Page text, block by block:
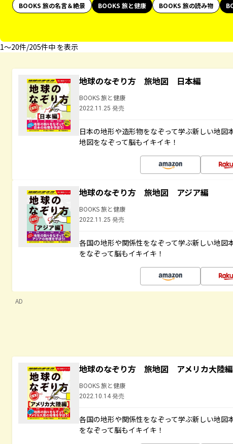
BOOKS 旅の名言＆絶景
BOOKS 旅と健康 BOOKS 旅の読み物
1〜20件/205件中 を表示
地球のなぞり方 旅地図 日本編
BOOKS 旅と健康
2022.11.25 発売
日本の地形や造形物をなぞって学ぶ新しい地
地図をなぞって脳もイキイキ！
地球のなぞり方 旅地図 アジア編
BOOKS 旅と健康
2022.11.25 発売
各国の地形や関係性をなぞって学ぶ新しい地
をなぞって脳もイキイキ！
AD
地球のなぞり方 旅地図 アメリカ大陸編
BOOKS 旅と健康
2022.10.14 発売
各国の地形や関係性をなぞって学ぶ新しい地
をなぞって脳もイキイキ！